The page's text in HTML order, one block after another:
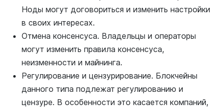
Ноды могут договориться и изменить настройки
в своих интересах.
Отмена консенсуса. Владельцы и операторы
могут изменить правила консенсуса,
неизменности и майнинга.
Регулирование и цензурирование. Блокчейны
данного типа подлежат регулированию и
цензуре. В особенности это касается компаний,